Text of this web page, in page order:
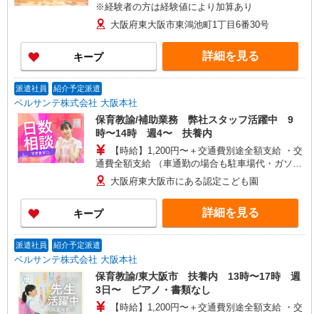
※経験者の方は経験値により加算あり
大阪府東大阪市東鴻池町1丁目6番30号
キープ 詳細を見る
派遣社員 紹介予定派遣
ベルサンテ株式会社 大阪本社
保育教諭/補助業務 弊社スタッフ活躍中 9
時〜14時 週4〜 扶養内
【時給】1,200円〜＋交通費別途全額支給 ・交
通費全額支給 （車通勤の場合も駐車場代・ガソリ
ン代は弊社負担） ・各種保険完備 ・昇給あり
大阪府東大阪市にある認定こども園
キープ 詳細を見る
派遣社員 紹介予定派遣
ベルサンテ株式会社 大阪本社
保育教諭/東大阪市 扶養内 13時〜17時 週
3日〜 ピアノ・書類なし
【時給】1,200円〜＋交通費別途全額支給 ・交